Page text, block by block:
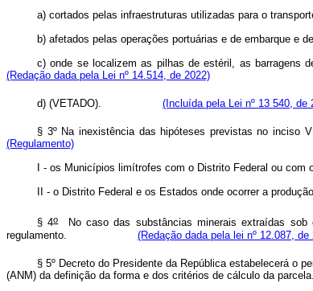
a) cortados pelas infraestruturas utilizadas para o
b) afetados pelas operações portuárias e de embarque e
c) onde se localizem as pilhas de estéril, as barragens
(Redação dada pela Lei nº 14.514, de 2022)
d) (VETADO). (Incluída pela Lei nº 13 540, de
§ 3º Na inexistência das hipóteses previstas no
(Regulamento)
I - os Municípios limítrofes com o Distrito Federal ou
II - o Distrito Federal e os Estados onde ocorrer a
§ 4oNo caso das substâncias minerais extraídas sob
regulamento. (Redação dada pela lei nº 12.087, de
§ 5º Decreto do Presidente da República estabelecerá o
(ANM) da definição da forma e dos critérios de cálculo da